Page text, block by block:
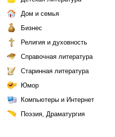
Дом и семья
Бизнес
Религия и духовность
Справочная литература
Старинная литература
Юмор
Компьютеры и Интернет
Поэзия, Драматургия